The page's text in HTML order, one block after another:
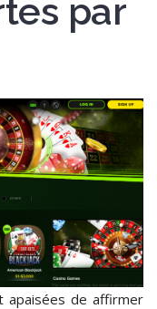
par
apaisées de affirmer